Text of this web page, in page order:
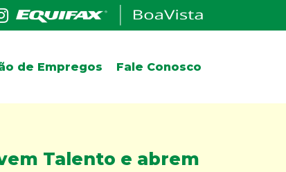
de Empregos Fale Conosco
Talento e abrem